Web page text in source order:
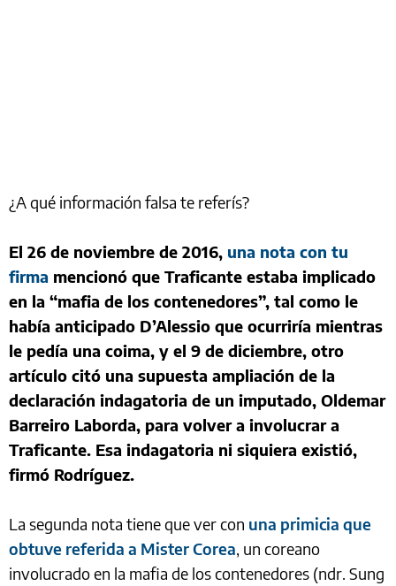
¿A qué información falsa te referís?
El 26 de noviembre de 2016, una nota con tu
firma mencionó que Traficante estaba implicado
en la “mafia de los contenedores”, tal como le
había anticipado D’Alessio que ocurriría mientras
le pedía una coima, y el 9 de diciembre, otro
artículo citó una supuesta ampliación de la
declaración indagatoria de un imputado, Oldemar
Barreiro Laborda, para volver a involucrar a
Traficante. Esa indagatoria ni siquiera existió,
firmó Rodríguez.
La segunda nota tiene que ver con una primicia que
obtuve referida a Mister Corea , un coreano
involucrado en la mafia de los contenedores (ndr. Sung